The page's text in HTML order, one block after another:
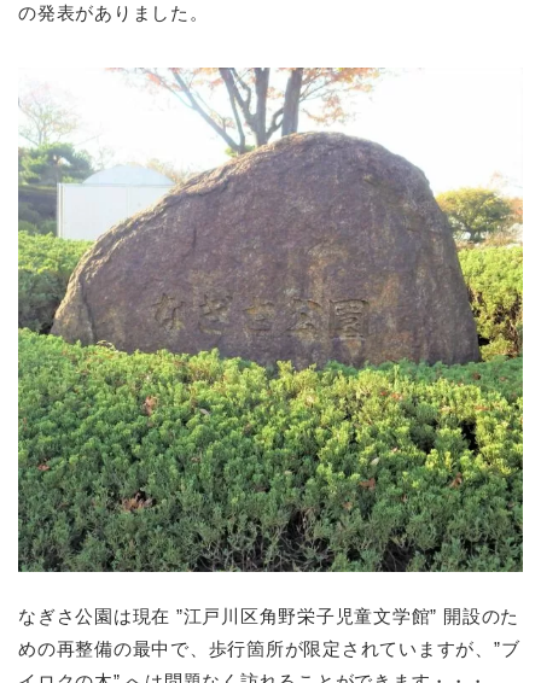
の発表がありました。
なぎさ公園は現在 ”江戸川区角野栄子児童文学館” 開設のた
めの再整備の最中で、歩行箇所が限定されていますが、”ブ